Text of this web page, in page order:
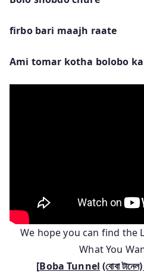
firbo bari maajh raate
Ami tomar kotha bolobo
We hope you can find the
What You
[Boba Tunnel (বোবা